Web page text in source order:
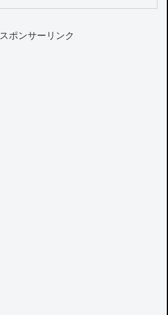
スポンサーリンク